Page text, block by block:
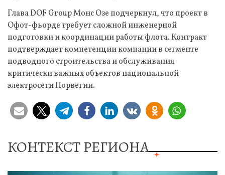
Глава DOF Group Монс Озе подчеркнул, что проект в
Офот-фьорде требует сложной инженерной
подготовки и координации работы флота. Контракт
подтверждает компетенции компании в сегменте
подводного строительства и обслуживания
критически важных объектов национальной
электросети Норвегии.
КОНТЕКСТ РЕГИОНА